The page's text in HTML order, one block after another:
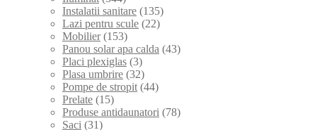
Instalatii sanitare (135)
Lazi pentru scule (22)
Mobilier (153)
Panou solar apa calda (43)
Placi plexiglas (3)
Plasa umbrire (32)
Pompe de stropit (44)
Prelate (15)
Produse antidaunatori (78)
Saci (31)